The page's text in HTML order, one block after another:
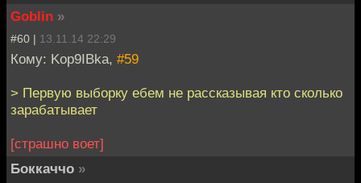
Goblin »
#60 | 13.11.14 22:29
Кому: Kop9IBka, #59
> Первую выборку ебем не рассказывая кто сколько
зарабатывает
[страшно воет]
Боккаччо »